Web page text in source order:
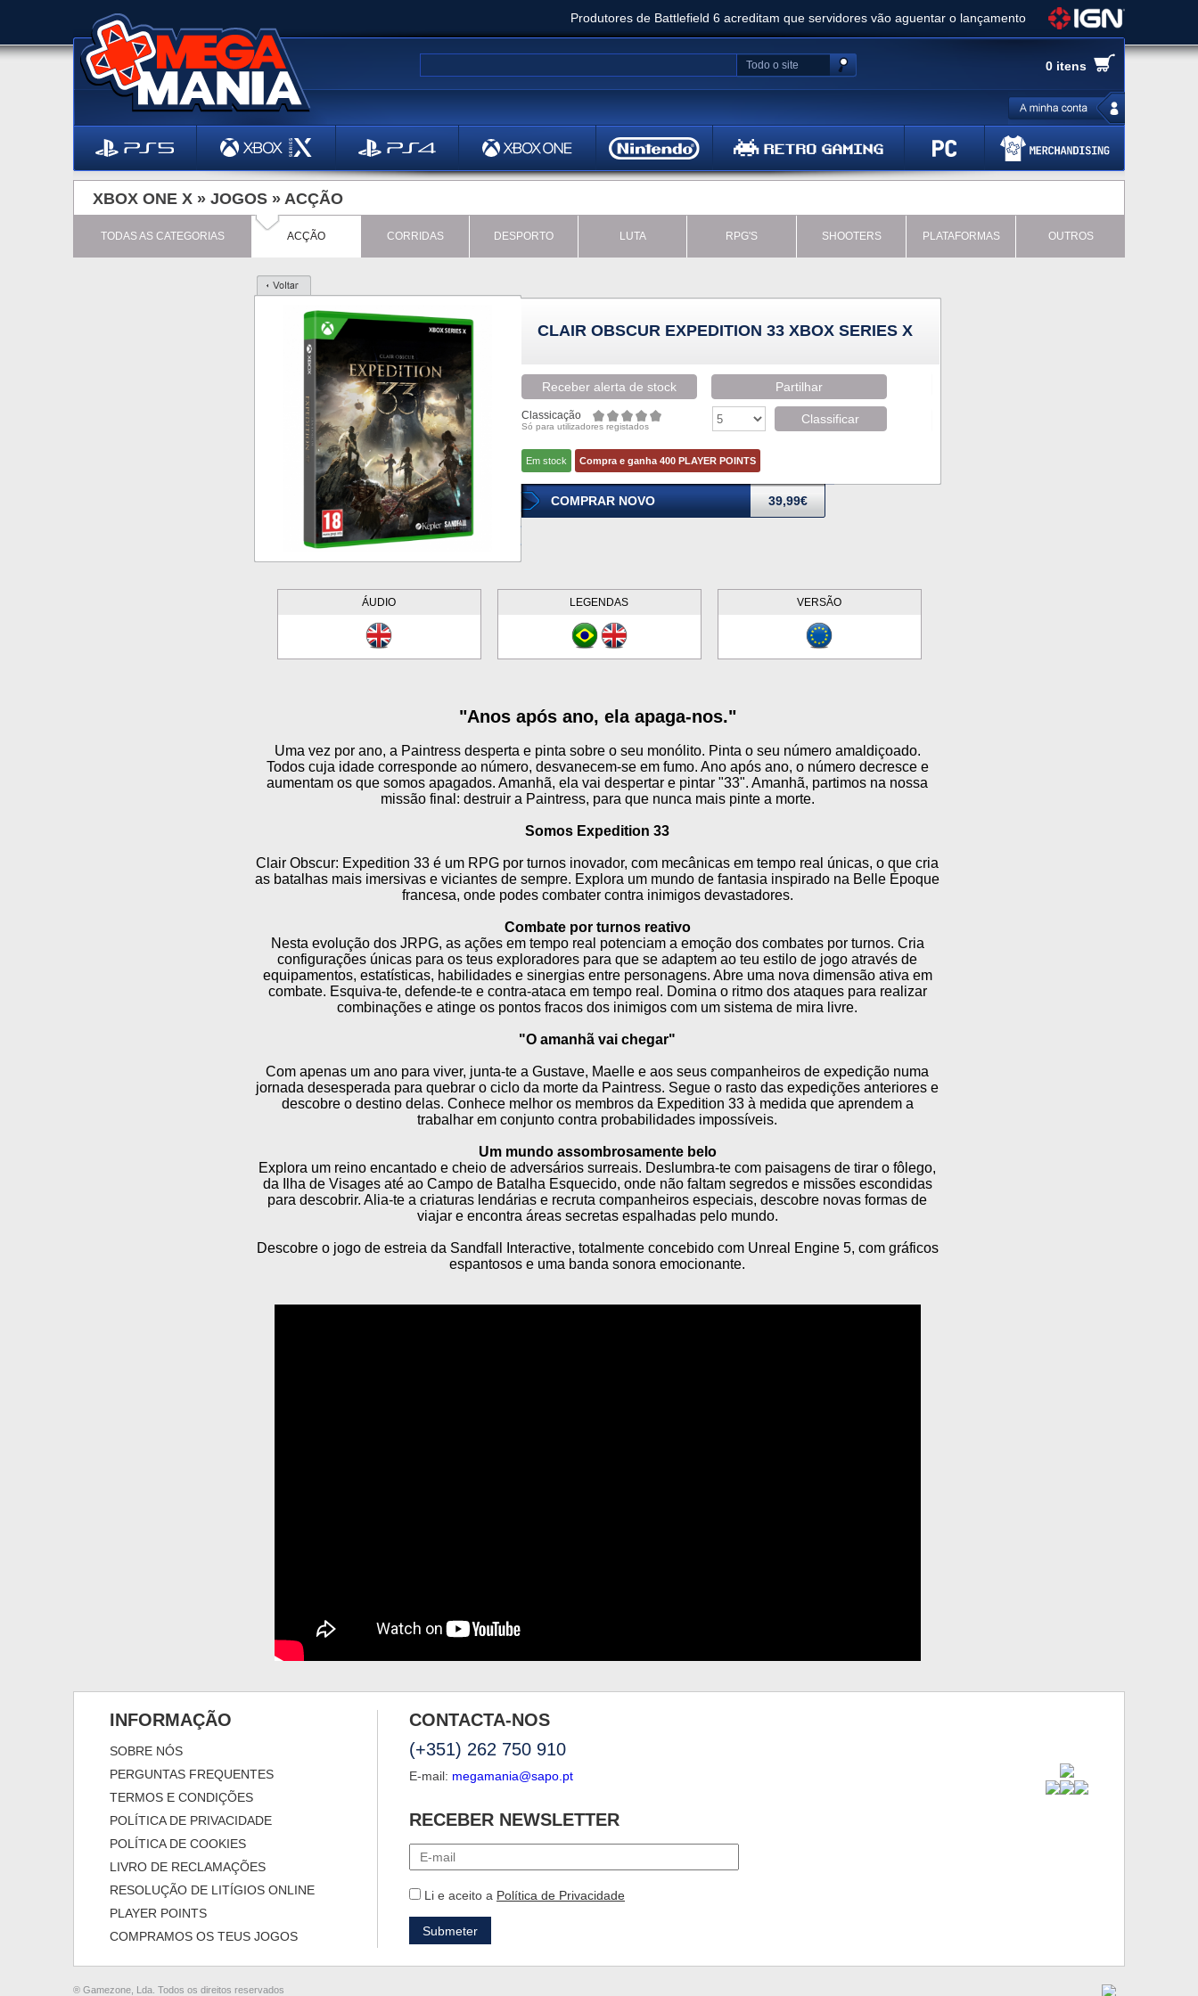
Produtores de Battlefield 6 acreditam que servidores vão aguentar o lançamento
Clair Obscur: Expedition 33 já vendeu 5 milhões de cópias e vai receber novo conteúdo
Ghost of Yotei - Análise
Metal Gear Solid Delta: Snake Eater - Análise
Bethesda anuncia livestream para o Fallout Day
0 itens
Todo o site
XBOX ONE X » JOGOS » ACÇÃO
TODAS AS CATEGORIAS ACÇÃO CORRIDAS DESPORTO LUTA RPG'S SHOOTERS PLATAFORMAS OUTROS
CLAIR OBSCUR EXPEDITION 33 XBOX SERIES X
Receber alerta de stock Partilhar
Classicação
Só para utilizadores registados
Classificar
Em stock Compra e ganha 400 PLAYER POINTS
COMPRAR NOVO 39,99€
ÁUDIO LEGENDAS VERSÃO
"Anos após ano, ela apaga-nos."
Uma vez por ano, a Paintress desperta e pinta sobre o seu monólito. Pinta o seu número amaldiçoado.
Todos cuja idade corresponde ao número, desvanecem-se em fumo. Ano após ano, o número decresce e
aumentam os que somos apagados. Amanhã, ela vai despertar e pintar "33". Amanhã, partimos na nossa
missão final: destruir a Paintress, para que nunca mais pinte a morte.
Somos Expedition 33
Clair Obscur: Expedition 33 é um RPG por turnos inovador, com mecânicas em tempo real únicas, o que cria
as batalhas mais imersivas e viciantes de sempre. Explora um mundo de fantasia inspirado na Belle Époque
francesa, onde podes combater contra inimigos devastadores.
Combate por turnos reativo
Nesta evolução dos JRPG, as ações em tempo real potenciam a emoção dos combates por turnos. Cria
configurações únicas para os teus exploradores para que se adaptem ao teu estilo de jogo através de
equipamentos, estatísticas, habilidades e sinergias entre personagens. Abre uma nova dimensão ativa em
combate. Esquiva-te, defende-te e contra-ataca em tempo real. Domina o ritmo dos ataques para realizar
combinações e atinge os pontos fracos dos inimigos com um sistema de mira livre.
"O amanhã vai chegar"
Com apenas um ano para viver, junta-te a Gustave, Maelle e aos seus companheiros de expedição numa
jornada desesperada para quebrar o ciclo da morte da Paintress. Segue o rasto das expedições anteriores e
descobre o destino delas. Conhece melhor os membros da Expedition 33 à medida que aprendem a
trabalhar em conjunto contra probabilidades impossíveis.
Um mundo assombrosamente belo
Explora um reino encantado e cheio de adversários surreais. Deslumbra-te com paisagens de tirar o fôlego,
da Ilha de Visages até ao Campo de Batalha Esquecido, onde não faltam segredos e missões escondidas
para descobrir. Alia-te a criaturas lendárias e recruta companheiros especiais, descobre novas formas de
viajar e encontra áreas secretas espalhadas pelo mundo.
Descobre o jogo de estreia da Sandfall Interactive, totalmente concebido com Unreal Engine 5, com gráficos
espantosos e uma banda sonora emocionante.
INFORMAÇÃO
SOBRE NÓS
PERGUNTAS FREQUENTES
TERMOS E CONDIÇÕES
POLÍTICA DE PRIVACIDADE
POLÍTICA DE COOKIES
LIVRO DE RECLAMAÇÕES
RESOLUÇÃO DE LITÍGIOS ONLINE
PLAYER POINTS
COMPRAMOS OS TEUS JOGOS
CONTACTA-NOS
(+351) 262 750 910
E-mail: megamania@sapo.pt
RECEBER NEWSLETTER
Li e aceito a Política de Privacidade
® Gamezone, Lda. Todos os direitos reservados